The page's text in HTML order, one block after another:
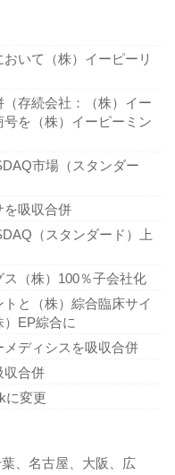
いて（株）イーピーリ
（存続会社：（株）イー
を（株）イーピーミン
市場（スタンダー
を吸収合併
（スタンダード）上
（株）100％子会社化
トと（株）綜合臨床サイ
EP綜合に
メディシスを吸収合併
収合併
に変更
、名古屋、大阪、広